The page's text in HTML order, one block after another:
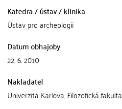
Katedra / ústav / klinika
Ústav pro archeologii
Datum obhajoby
22. 6. 2010
Nakladatel
Univerzita Karlova, Filozofická fakulta